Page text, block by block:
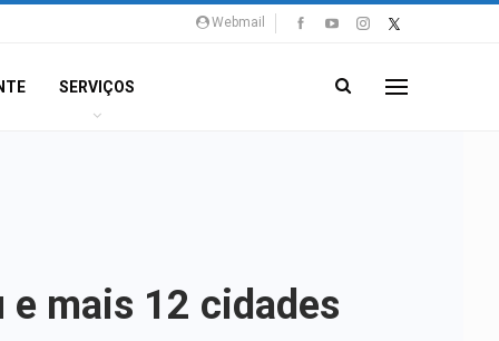
Webmail
SERVIÇOS
mais 12 cidades